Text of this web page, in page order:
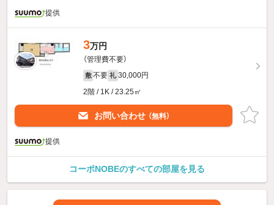
提供
3万円
（管理費不要）
敷 不要 礼 30,000円
2階 / 1K / 23.25㎡
お問い合わせ （無料）
提供
コーポNOBEのすべての部屋を見る